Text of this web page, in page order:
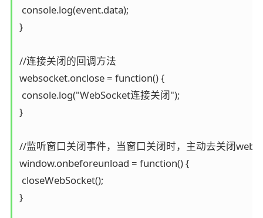
console.log(event.data);
}
//连接关闭的回调方法
websocket.onclose = function() {
console.log("WebSocket连接关闭");
}
//监听窗口关闭事件，当窗口关闭时，主动去关闭
window.onbeforeunload = function() {
closeWebSocket();
}